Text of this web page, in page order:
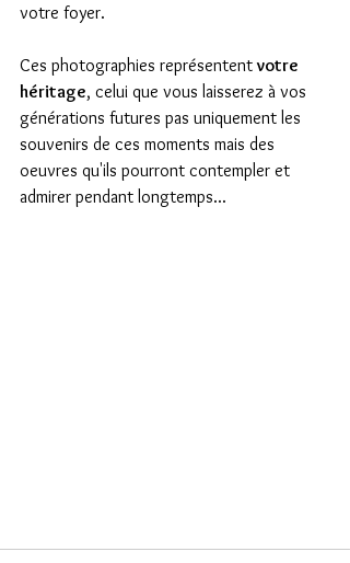
votre foyer.
Ces photographies représentent votre
héritage, celui que vous laisserez à vos
générations futures pas uniquement les
souvenirs de ces moments mais des
oeuvres qu'ils pourront contempler et
admirer pendant longtemps...